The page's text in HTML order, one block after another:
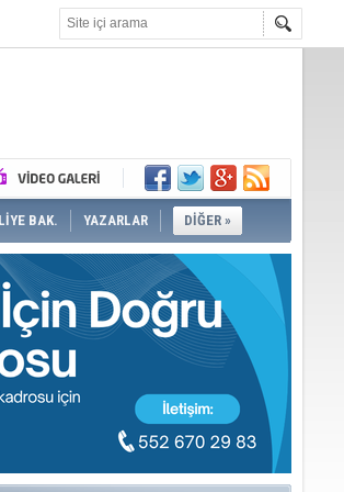
BAK. YAZARLAR DİĞER »